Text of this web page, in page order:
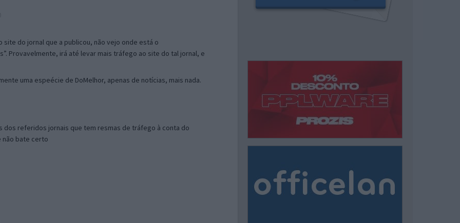
site do jornal que a publicou, não vejo onde está o
Provavelmente, irá até levar mais tráfego ao site do tal jornal, e
uma espeécie de DoMelhor, apenas de notícias, mais nada.
dos referidos jornais que tem resmas de tráfego à conta do
não bate certo